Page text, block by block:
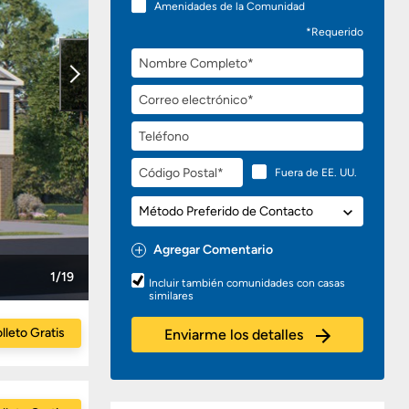
Amenidades de la Comunidad
*Requerido
Nombre
Completo
Correo
electrónico
Teléfono
Código
Postal
Fuera de EE. UU.
Método
Preferido
de
Contacto
Agregar Comentario
Preguntas
o
Comentarios
Incluir también comunidades con casas
similares
Enviarme los detalles
1/19
Gratis